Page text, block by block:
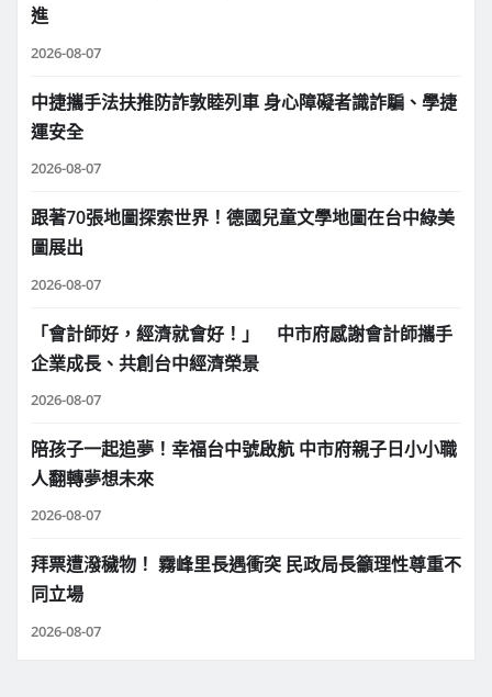
進
2026-08-07
中捷攜手法扶推防詐敦睦列車 身心障礙者識詐騙、學捷
運安全
2026-08-07
跟著70張地圖探索世界！德國兒童文學地圖在台中綠美
圖展出
2026-08-07
「會計師好，經濟就會好！」 中市府感謝會計師攜手
企業成長、共創台中經濟榮景
2026-08-07
陪孩子一起追夢！幸福台中號啟航 中市府親子日小小職
人翻轉夢想未來
2026-08-07
拜票遭潑穢物！ 霧峰里長遇衝突 民政局長籲理性尊重不
同立場
2026-08-07